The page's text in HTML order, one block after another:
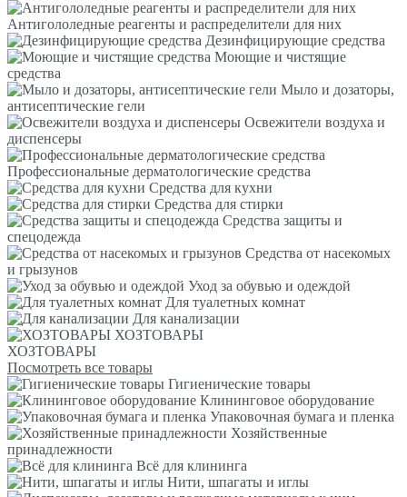
Антигололедные реагенты и распределители для них
Дезинфицирующие средства
Моющие и чистящие
средства
Мыло и дозаторы,
антисептические гели
Освежители воздуха и
диспенсеры
Профессиональные дерматологические средства
Средства для кухни
Средства для стирки
Средства защиты и
спецодежда
Средства от насекомых
и грызунов
Уход за обувью и одеждой
Для туалетных комнат
Для канализации
ХОЗТОВАРЫ
ХОЗТОВАРЫ
Посмотреть все товары
Гигиенические товары
Клининговое оборудование
Упаковочная бумага и пленка
Хозяйственные
принадлежности
Всё для клининга
Нити, шпагаты и иглы